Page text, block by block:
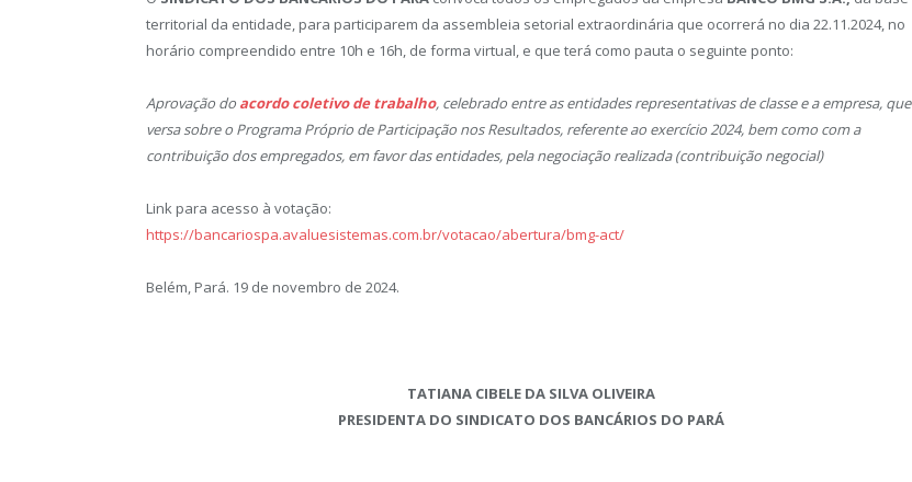
territorial da entidade, para participarem da assembleia setorial extraordinária que ocorrerá no dia 22.11.2024, no
horário compreendido entre 10h e 16h, de forma virtual, e que terá como pauta o seguinte ponto:
Aprovação do acordo coletivo de trabalho, celebrado entre as entidades representativas de classe e a empresa, que
versa sobre o Programa Próprio de Participação nos Resultados, referente ao exercício 2024, bem como com a
contribuição dos empregados, em favor das entidades, pela negociação realizada (contribuição negocial)
Link para acesso à votação:
https://bancariospa.avaluesistemas.com.br/votacao/abertura/bmg-act/
Belém, Pará. 19 de novembro de 2024.
TATIANA CIBELE DA SILVA OLIVEIRA
PRESIDENTA DO SINDICATO DOS BANCÁRIOS DO PARÁ